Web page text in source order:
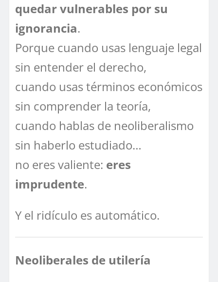
quedar vulnerables por su
ignorancia.
Porque cuando usas lenguaje legal
sin entender el derecho,
cuando usas términos económicos
sin comprender la teoría,
cuando hablas de neoliberalismo
sin haberlo estudiado…
no eres valiente: eres
imprudente.
Y el ridículo es automático.
Neoliberales de utilería